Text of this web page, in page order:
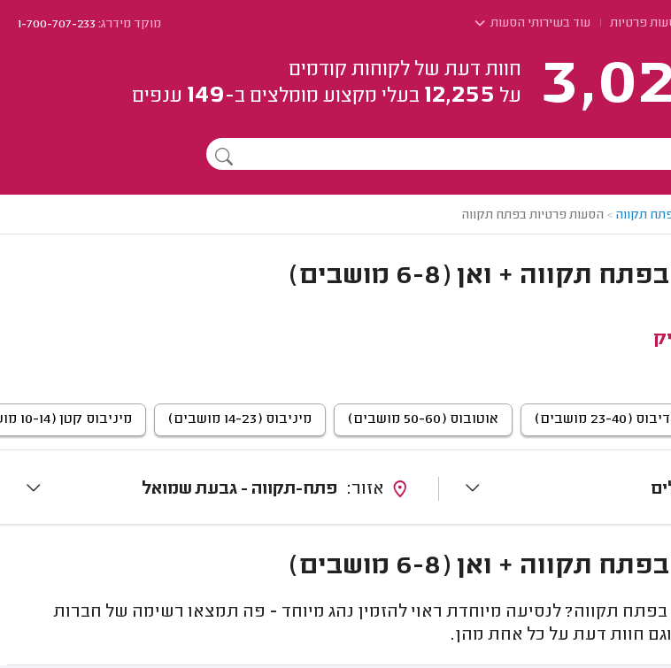
פרטיות עוד בשירותי הסעות מוקד מידרג:1-700-707-233
חוות דעת של לקוחות קודמים
על 12,255 בעלי מקצוע מומלצים ב-149 ענפים
תקווה > הסעות פרטיות בפתח תקווה
+ ואן (6-8 מושבים)
(23-40 מושבים) אוטובוס (50-60 מושבים) מיניבוס (14-23 מושבים) מיניבוס קטן (10-14 מושבים)
פתח-תקווה - גבעת שמואל
+ ואן (6-8 מושבים)
תקווה? לנסיעה מיוחדת ראוי להזמין נהג מיוחד - פה תמצאו רשימה של חברות
חוות דעת על כל אחת מהן.